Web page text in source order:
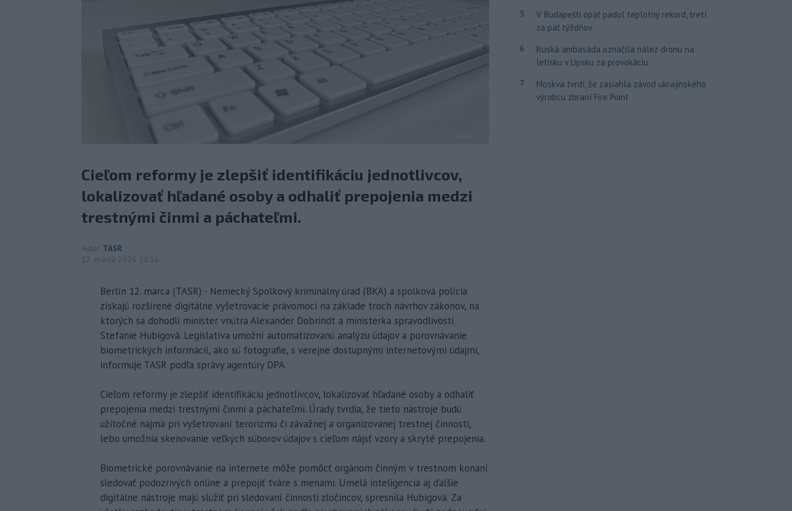
Cieľom reformy je zlepšiť identifikáciu jednotlivcov,
lokalizovať hľadané osoby a odhaliť prepojenia medzi
trestnými činmi a páchateľmi.
Autor TASR
12. marca 2026 10:16
Berlín 12. marca (TASR) - Nemecký Spolkový kriminálny úrad (BKA) a spolková polícia
získajú rozšírené digitálne vyšetrovacie právomoci na základe troch návrhov zákonov, na
ktorých sa dohodli minister vnútra Alexander Dobrindt a ministerka spravodlivosti
Stefanie Hubigová. Legislatíva umožní automatizovanú analýzu údajov a porovnávanie
biometrických informácií, ako sú fotografie, s verejne dostupnými internetovými údajmi,
informuje TASR podľa správy agentúry DPA.
Cieľom reformy je zlepšiť identifikáciu jednotlivcov, lokalizovať hľadané osoby a odhaliť
prepojenia medzi trestnými činmi a páchateľmi. Úrady tvrdia, že tieto nástroje budú
užitočné najmä pri vyšetrovaní terorizmu či závažnej a organizovanej trestnej činnosti,
lebo umožnia skenovanie veľkých súborov údajov s cieľom nájsť vzory a skryté prepojenia.
Biometrické porovnávanie na internete môže pomôcť orgánom činným v trestnom konaní
sledovať podozrivých online a prepojiť tváre s menami. Umelá inteligencia aj ďalšie
digitálne nástroje majú slúžiť pri sledovaní činnosti zločincov, spresnila Hubigová. Za
5
V Budapešti opäť padol teplotný rekord, tretí
za päť týždňov
6
Ruská ambasáda označila nález dronu na
letisku v Lipsku za provokáciu
7
Moskva tvrdí, že zasiahla závod ukrajinského
výrobcu zbraní Fire Point